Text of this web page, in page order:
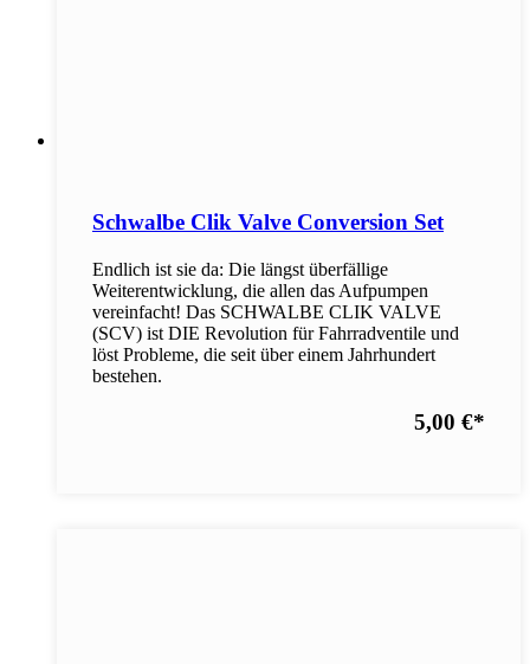
Schwalbe Clik Valve Conversion Set
Endlich ist sie da: Die längst überfällige
Weiterentwicklung, die allen das Aufpumpen
vereinfacht! Das SCHWALBE CLIK VALVE
(SCV) ist DIE Revolution für Fahrradventile und
löst Probleme, die seit über einem Jahrhundert
bestehen.
5,00 €*